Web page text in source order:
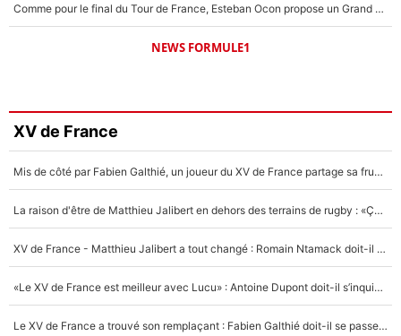
Comme pour le final du Tour de France, Esteban Ocon propose un Grand Prix de Formule 1 à Paris : «Autour de l’Arc de Triomphe, ce serait génial» !
NEWS FORMULE1
XV de France
Mis de côté par Fabien Galthié, un joueur du XV de France partage sa frustration : «ils ne me l’ont pas dit tout de suite»
La raison d'être de Matthieu Jalibert en dehors des terrains de rugby : «Ça m'atteint autant que si tu touches à un membre de ma famille»
XV de France - Matthieu Jalibert a tout changé : Romain Ntamack doit-il s’inquiéter pour sa place à un an de la Coupe du monde ?
«Le XV de France est meilleur avec Lucu» : Antoine Dupont doit-il s’inquiéter pour sa place ?
Le XV de France a trouvé son remplaçant : Fabien Galthié doit-il se passer d'Antoine Dupont ?